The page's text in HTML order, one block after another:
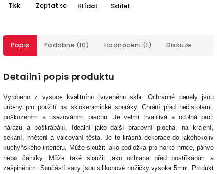
Tisk Zeptat se Hlídat Sdílet
Popis Podobné (10) Hodnocení (1) Diskuze
Detailní popis produktu
Vyrobeno z vysoce kvalitního tvrzeného skla. Ochranné panely jsou
určeny pro použití na sklokeramické sporáky. Chrání před nečistotami,
poškozením a usazováním prachu. Je velmi trvanlivá a odolná proti
nárazu a poškrábání. Ideální jako další pracovní plocha, na krájení,
sekání, hnětení a válcování těsta. Je to krásná dekorace do jakéhokoliv
kuchyňského interiéru. Může sloužit jako podložka pro horké hrnce, pánve
nebo čajníky. Může také sloužit jako ochrana před postříkáním a
zašpiněním. Součástí sady jsou silikonové nožičky vysoké 5mm. Produkt